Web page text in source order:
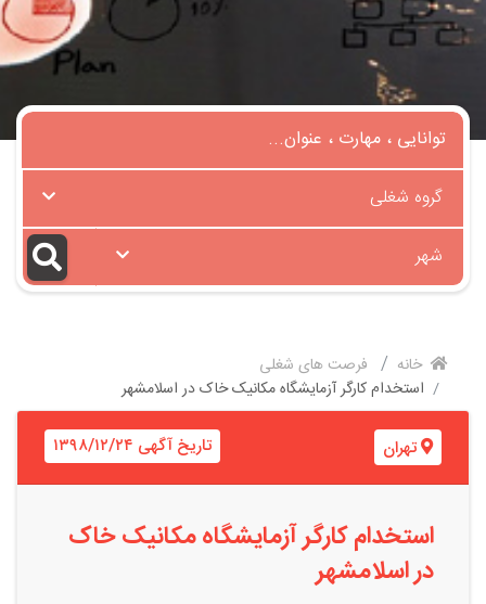
گروه شغلی
شهر
خانه
فرصت های شغلی
استخدام کارگر آزمایشگاه مکانیک خاک در اسلامشهر
تهران تاریخ آگهی ۱۳۹۸/۱۲/۲۴
استخدام کارگر آزمایشگاه مکانیک خاک
در اسلامشهر